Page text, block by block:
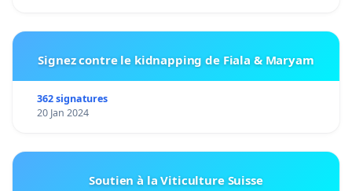
Signez contre le kidnapping de Fiala & Maryam
362 signatures
20 Jan 2024
Soutien à la Viticulture Suisse